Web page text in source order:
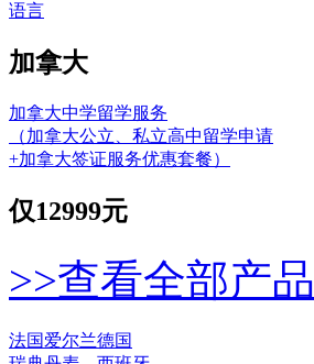
语言
加拿大
加拿大中学留学服务
（加拿大公立、私立高中留学申请
+加拿大签证服务优惠套餐）
仅12999元
>>查看全部产品
法国爱尔兰德国